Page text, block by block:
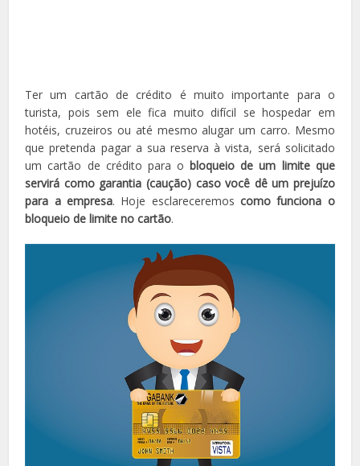
Ter um cartão de crédito é muito importante para o
turista, pois sem ele fica muito difícil se hospedar em
hotéis, cruzeiros ou até mesmo alugar um carro. Mesmo
que pretenda pagar a sua reserva à vista, será solicitado
um cartão de crédito para obloqueio de um limite que
servirá como garantia (caução) caso você dê um prejuízo
para a empresa. Hoje esclareceremoscomo funciona o
bloqueio de limite no cartão.